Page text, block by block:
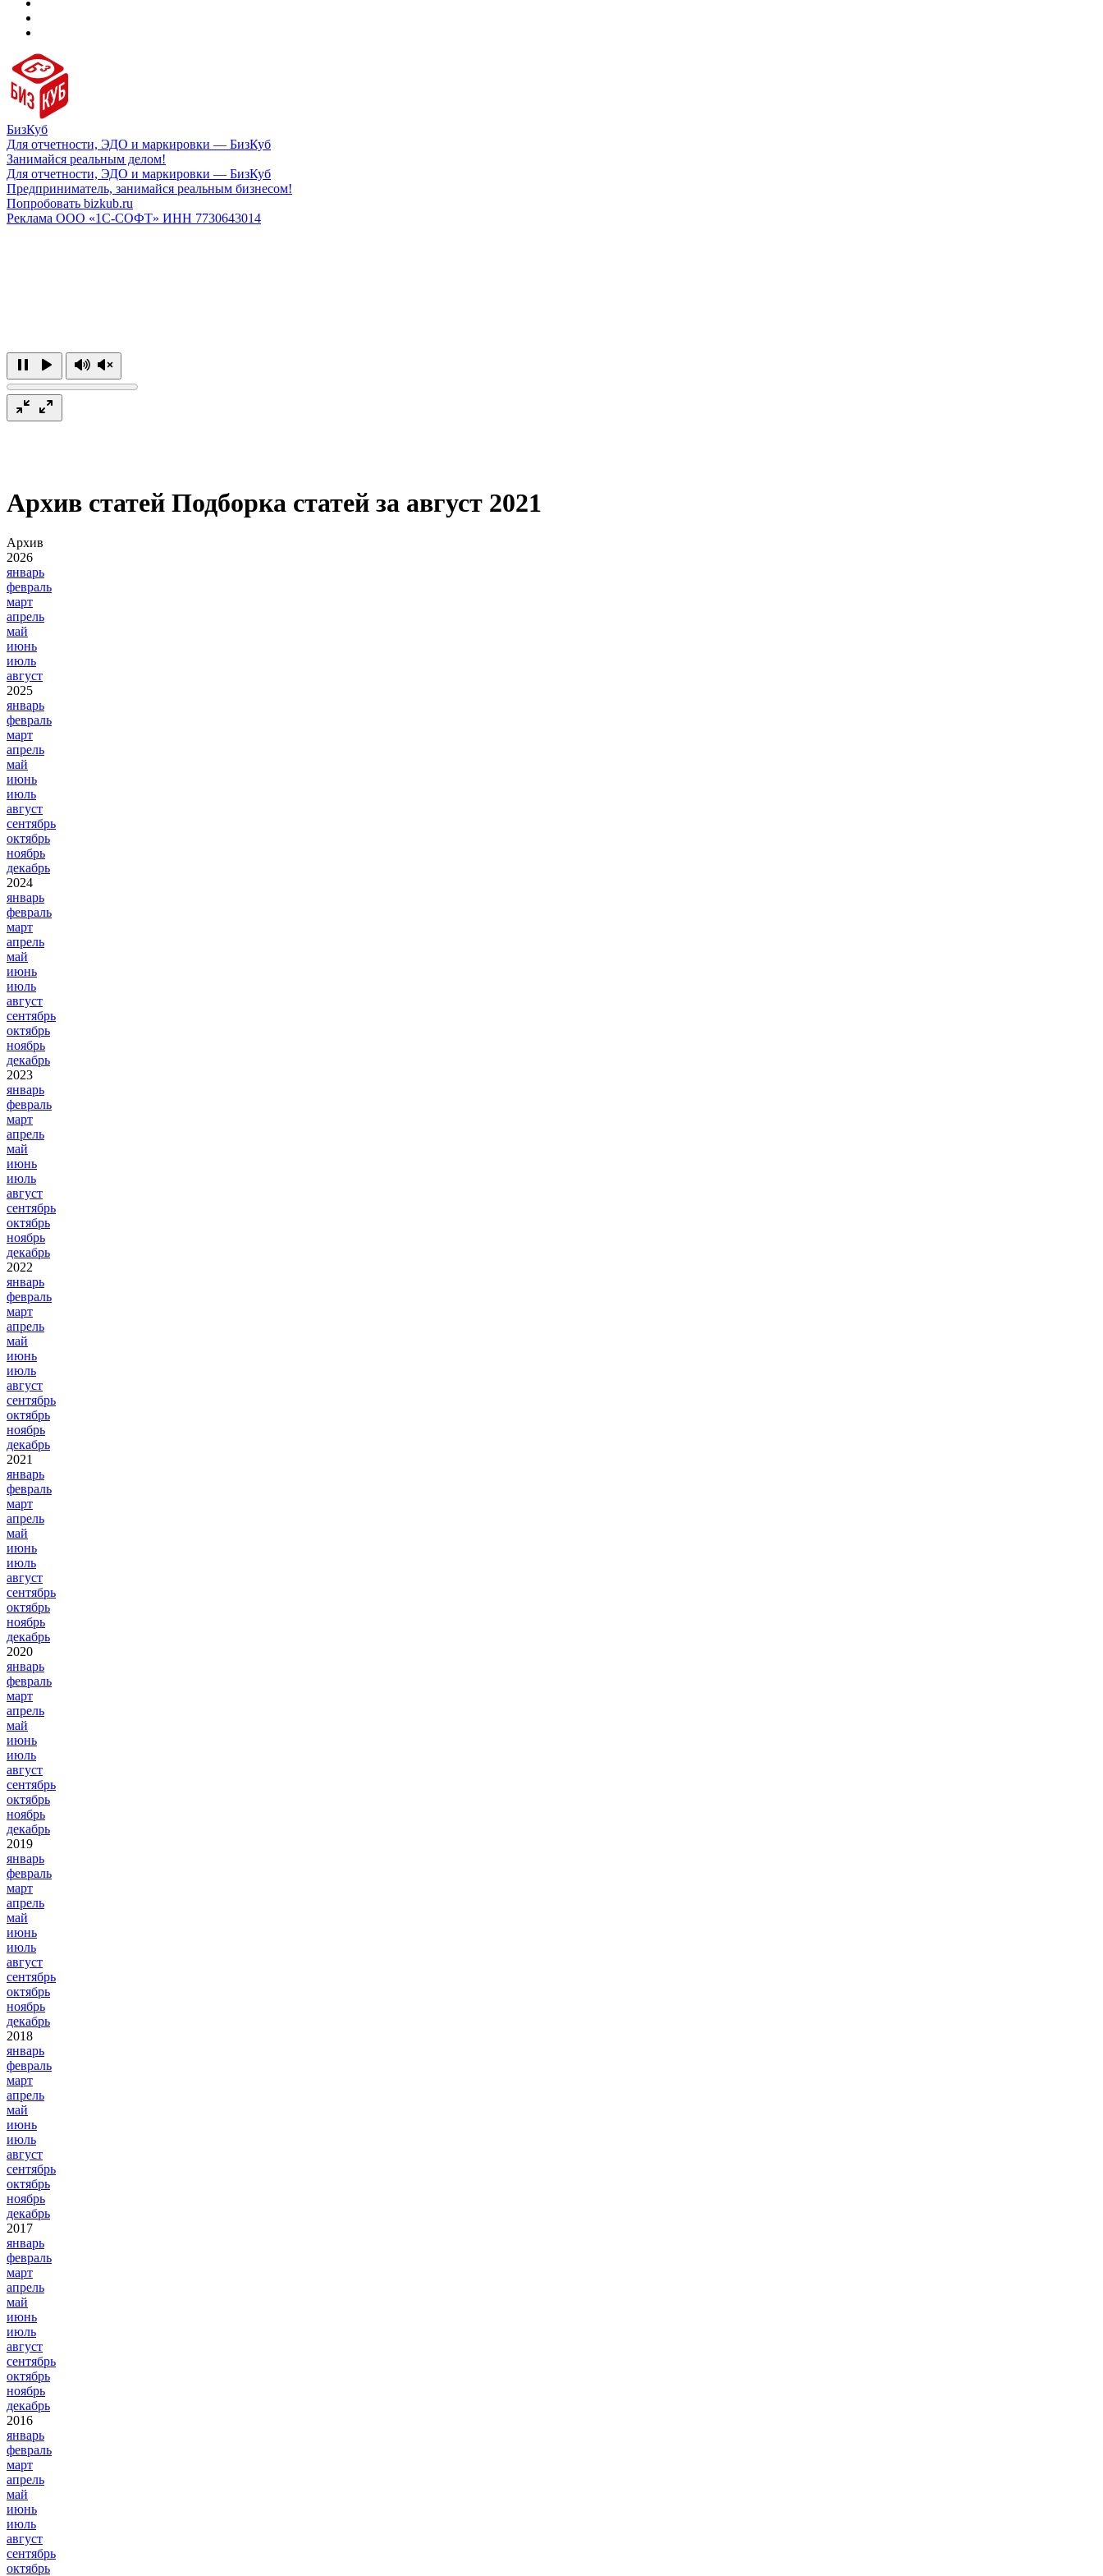
БизКуб
Для отчетности, ЭДО и маркировки — БизКуб
Занимайся реальным делом!
Для отчетности, ЭДО и маркировки — БизКуб
Предприниматель, занимайся реальным бизнесом!
Попробовать bizkub.ru
Реклама ООО «1С-СОФТ» ИНН 7730643014
Архив статей Подборка статей за август 2021
Архив
2026
январь
февраль
март
апрель
май
июнь
июль
август
2025
январь
февраль
март
апрель
май
июнь
июль
август
сентябрь
октябрь
ноябрь
декабрь
2024
январь
февраль
март
апрель
май
июнь
июль
август
сентябрь
октябрь
ноябрь
декабрь
2023
январь
февраль
март
апрель
май
июнь
июль
август
сентябрь
октябрь
ноябрь
декабрь
2022
январь
февраль
март
апрель
май
июнь
июль
август
сентябрь
октябрь
ноябрь
декабрь
2021
январь
февраль
март
апрель
май
июнь
июль
август
сентябрь
октябрь
ноябрь
декабрь
2020
январь
февраль
март
апрель
май
июнь
июль
август
сентябрь
октябрь
ноябрь
декабрь
2019
январь
февраль
март
апрель
май
июнь
июль
август
сентябрь
октябрь
ноябрь
декабрь
2018
январь
февраль
март
апрель
май
июнь
июль
август
сентябрь
октябрь
ноябрь
декабрь
2017
январь
февраль
март
апрель
май
июнь
июль
август
сентябрь
октябрь
ноябрь
декабрь
2016
январь
февраль
март
апрель
май
июнь
июль
август
сентябрь
октябрь